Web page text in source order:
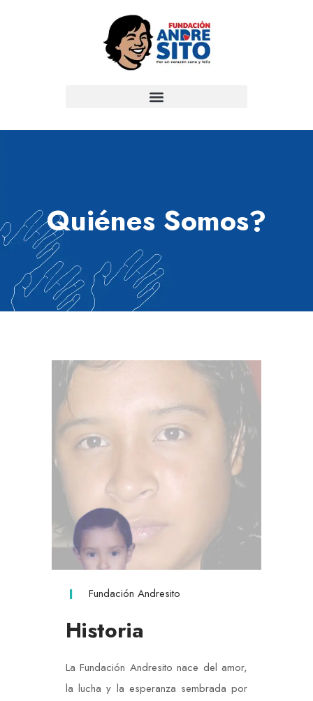
Quiénes Somos?
Fundación Andresito
Historia
La Fundación Andresito nace del amor,
la lucha y la esperanza sembrada por